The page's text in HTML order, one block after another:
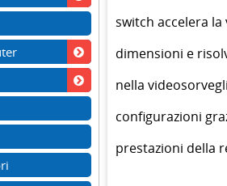
switch accelera
dimensioni e
nella
configurazioni
prestazioni della